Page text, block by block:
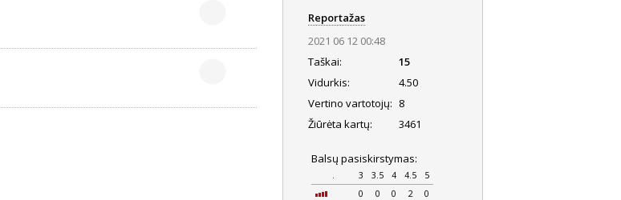
Reportažas
2021 06 12 00:48
Taškai:
15
Vidurkis:
4.50
Vertino vartotojų: 8
Žiūrėta kartų:
3461
Balsų pasiskirstymas:
. 3 3.5 4 4.5
5
0
0 0 2
0